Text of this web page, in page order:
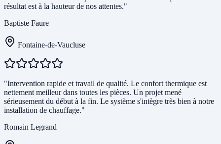
résultat est à la hauteur de nos attentes."
Baptiste Faure
Fontaine-de-Vaucluse
"Intervention rapide et travail de qualité. Le confort thermique est
nettement meilleur dans toutes les pièces. Un projet mené
sérieusement du début à la fin. Le système s'intègre très bien à notre
installation de chauffage."
Romain Legrand